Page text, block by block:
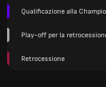
Qualificazione alla
Play-off per la
Retrocessione